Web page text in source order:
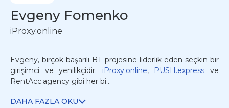
Evgeny Fomenko
iProxy.online
Evgeny, birçok başarılı BT projesine liderlik eden seçkin bir
girişimci ve yenilikçidir. iProxy.online, PUSH.express ve
RentAcc.agency gibi her bi...
DAHA FAZLA OKU